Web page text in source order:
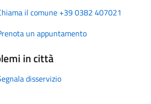
il comune +39 0382 407021
un appuntamento
in città
disservizio